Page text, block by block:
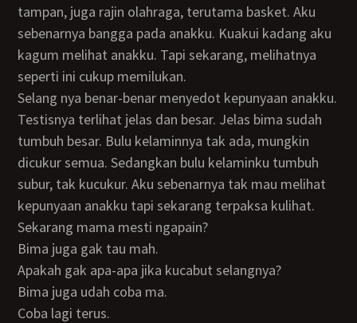
tampan, juga rajin olahraga, terutama basket. Aku
sebenarnya bangga pada anakku. Kuakui kadang aku
kagum melihat anakku. Tapi sekarang, melihatnya
seperti ini cukup memilukan.
Selang nya benar-benar menyedot kepunyaan anakku.
Testisnya terlihat jelas dan besar. Jelas bima sudah
tumbuh besar. Bulu kelaminnya tak ada, mungkin
dicukur semua. Sedangkan bulu kelaminku tumbuh
subur, tak kucukur. Aku sebenarnya tak mau melihat
kepunyaan anakku tapi sekarang terpaksa kulihat.
Sekarang mama mesti ngapain?
Bima juga gak tau mah.
apakah gak apa-apa jika kucabut selangnya?
Bima juga udah coba ma.
Coba lagi terus.